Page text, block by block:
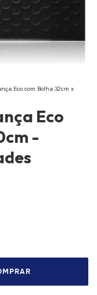
Eco com Bolha 32cm x
Eco
-